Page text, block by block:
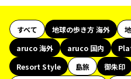
すべて 地球の歩き方 海外
aruco 海外
aruco 国内
Resort Style
島旅 御朱印